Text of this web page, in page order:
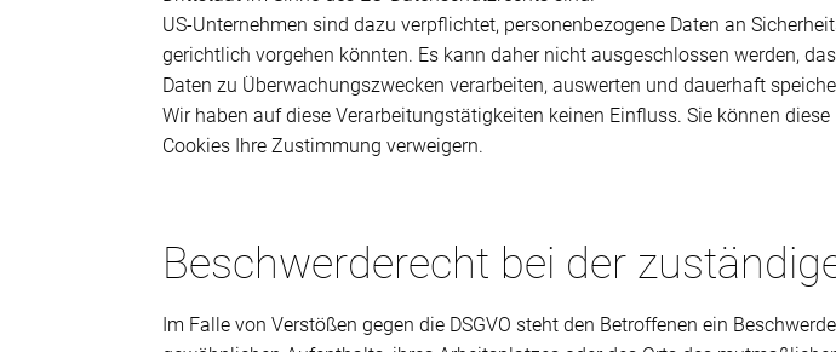
US-Unternehmen sind dazu verpflichtet, personenbezogene Daten an
gerichtlich vorgehen könnten. Es kann daher nicht ausgeschlossen werden,
Daten zu Überwachungszwecken verarbeiten, auswerten und dauerhaft
Wir haben auf diese Verarbeitungstätigkeiten keinen Einfluss. Sie können
Cookies Ihre Zustimmung verweigern.
Beschwerderecht bei der
Im Falle von Verstößen gegen die DSGVO steht den Betroffenen ein